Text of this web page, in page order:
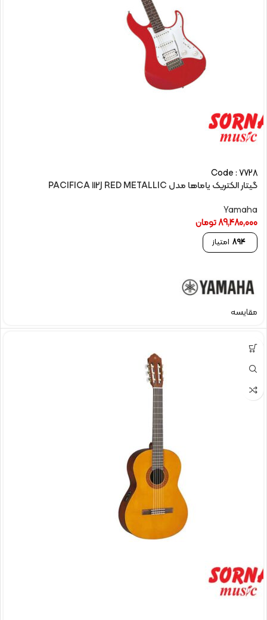
Code : 7728
گیتار الکتريک یاماها مدل PACIFICA 112J RED METALLIC
Yamaha
89,480,000تومان
894 امتیاز
مقایسه